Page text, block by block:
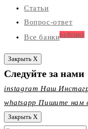
Статьи
Вопрос-ответ
Все банкирейтинг
Закрыть X
Следуйте за нами
instagram Наш
whatsapp Пишите нам
Закрыть X